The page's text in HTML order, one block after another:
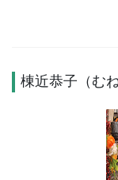
棟近恭子（む